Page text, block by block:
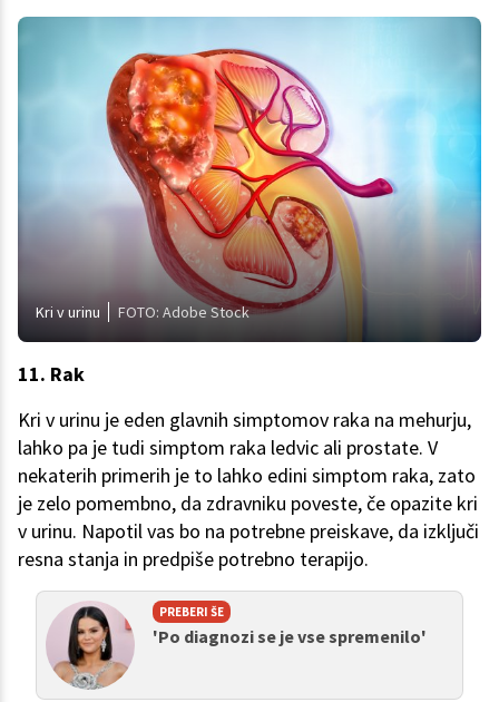
Kri v urinu FOTO: Adobe Stock
11. Rak
Kri v urinu je eden glavnih simptomov raka na mehurju,
lahko pa je tudi simptom raka ledvic ali prostate. V
nekaterih primerih je to lahko edini simptom raka, zato
je zelo pomembno, da zdravniku poveste, če opazite kri
v urinu. Napotil vas bo na potrebne preiskave, da izključi
resna stanja in predpiše potrebno terapijo.
PREBERI ŠE
'Po diagnozi se je vse spremenilo'